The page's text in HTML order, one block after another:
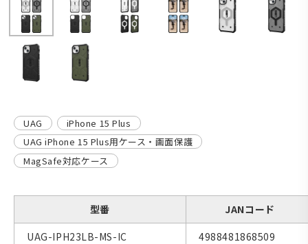
UAG
iPhone 15 Plus
UAG iPhone 15 Plus用ケース・画面保護
MagSafe対応ケース
型番
JANコード
UAG-IPH23LB-MS-IC
4988481868509